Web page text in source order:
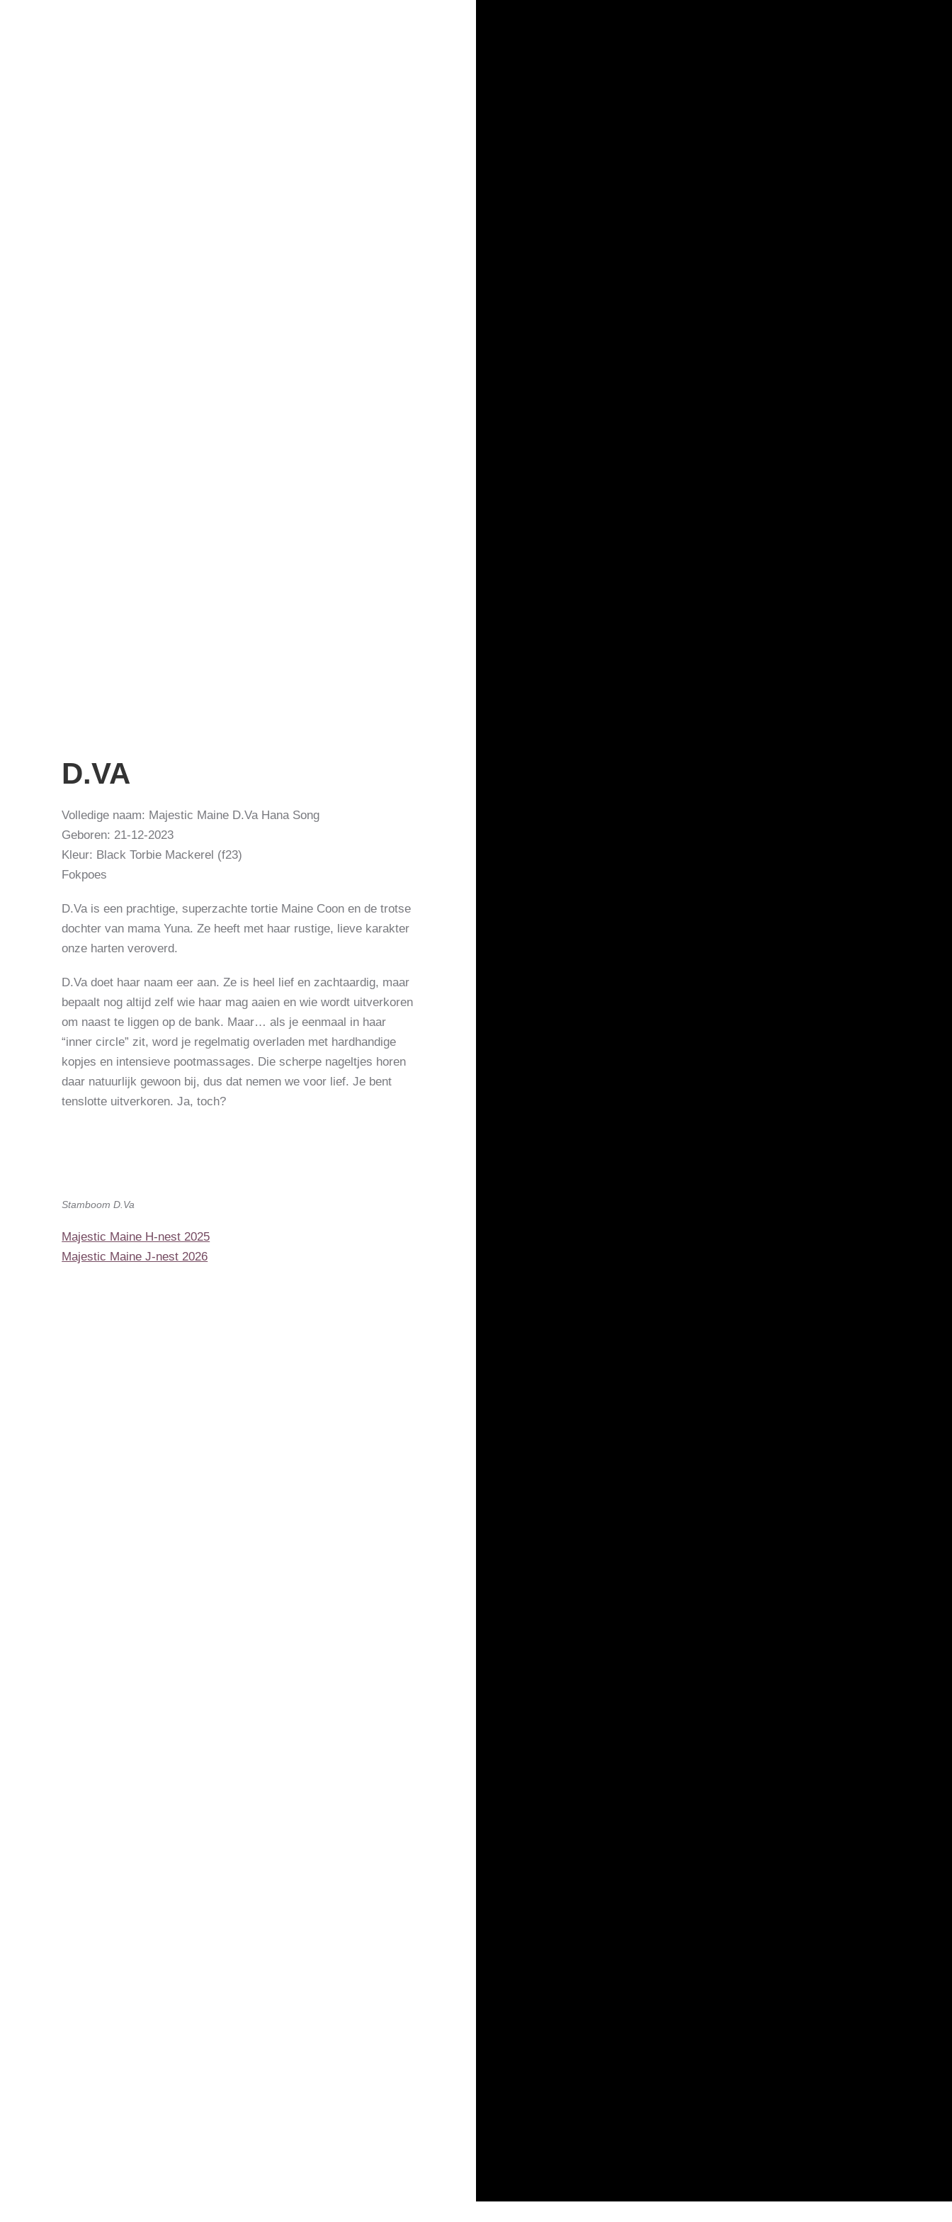
D.VA
Volledige naam: Majestic Maine D.Va Hana Song
Geboren: 21-12-2023
Kleur: Black Torbie Mackerel (f23)
Fokpoes
D.Va is een prachtige, superzachte tortie Maine Coon en de trotse
dochter van mama Yuna. Ze heeft met haar rustige, lieve karakter
onze harten veroverd.
D.Va doet haar naam eer aan. Ze is heel lief en zachtaardig, maar
bepaalt nog altijd zelf wie haar mag aaien en wie wordt uitverkoren
om naast te liggen op de bank. Maar… als je eenmaal in haar
“inner circle” zit, word je regelmatig overladen met hardhandige
kopjes en intensieve pootmassages. Die scherpe nageltjes horen
daar natuurlijk gewoon bij, dus dat nemen we voor lief. Je bent
tenslotte uitverkoren. Ja, toch?
Stamboom D.Va
Majestic Maine H-nest 2025
Majestic Maine J-nest 2026